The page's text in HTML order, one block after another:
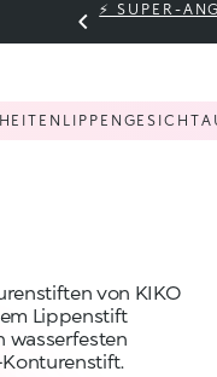
⚡ SUPER-
LIPPEN GESICHT
von KIKO
Lippenstift
wasserfesten